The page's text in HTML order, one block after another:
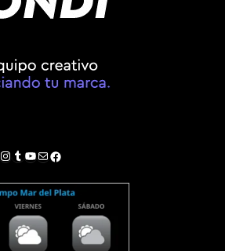
Instagram
Tumblr
YouTube
Correo electrónico
Facebook